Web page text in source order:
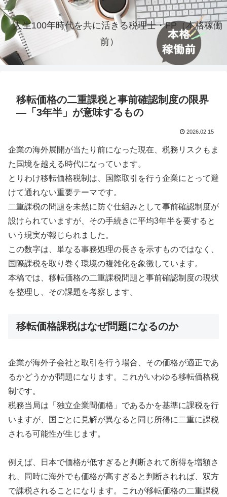
人生100年時代を共に活きる税理士・FP（本格稼働
前）
移転価格の二重課税と事前確認制度の限界
―「3年半」が意味するもの
2026.02.15
企業の海外展開が当たり前になった現在、税務リスクもま
た国境を越える時代になっています。
とりわけ移転価格税制は、国際取引を行う企業にとって避
けて通れない重要テーマです。
二重課税の問題を未然に防ぐ仕組みとして事前確認制度が
設けられていますが、その手続きに平均3年半を要すると
いう現実が報じられました。
この数字は、単なる事務処理の長さを示すものではなく、
国際課税を取り巻く環境の複雑化を象徴しています。
本稿では、移転価格の二重課税問題と事前確認制度の現状
を整理し、その課題を考察します。
移転価格課税はなぜ問題になるのか
企業が海外子会社と取引を行う場合、その価格が適正であ
るかどうかが問題になります。これがいわゆる移転価格税
制です。
税務当局は「独立企業間価格」であるかを基準に課税を行
いますが、国ごとに見解が異なると同じ所得に二重に課税
される可能性が生じます。
例えば、日本で価格が低すぎると判断されて所得を増額さ
れ、同時に海外でも価格が高すぎると判断されれば、双方
で課税されることになります。これが移転価格の二重課税